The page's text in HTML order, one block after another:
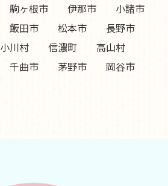
駒ヶ根市 伊那市
小諸市
飯田市 松本市
長野市
小川村 信濃町
高山村
千曲市 茅野市
岡谷市